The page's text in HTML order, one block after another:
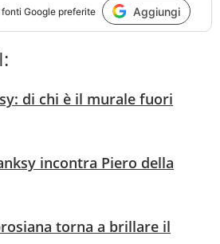
Google preferite Aggiungi
di chi è il murale fuori
incontra Piero della
torna a brillare il